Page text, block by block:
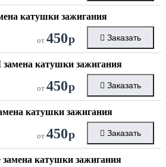
катушки зажигания
от 450р Заказать
катушки зажигания
от 450р Заказать
катушки зажигания
от 450р Заказать
замена катушки зажигания